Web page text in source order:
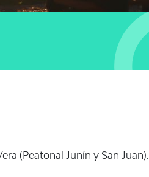
(Peatonal Junín y San Juan).